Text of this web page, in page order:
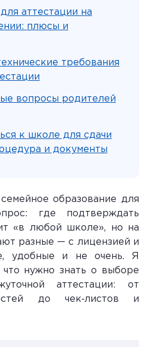
аттестации на
плюсы и
требования
вопросы родителей
к школе для сдачи
и документы
образование для
где подтверждать
«в любой школе», но на
разные — с лицензией и
удобные и не очень. Я
нужно знать о выборе
аттестации: от
до чек‑листов и